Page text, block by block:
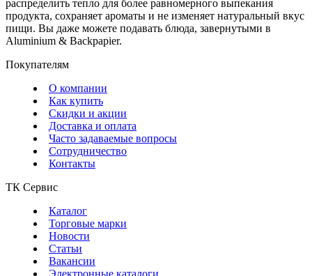
распределить тепло для более равномерного выпекания
продукта, сохраняет ароматы и не изменяет натуральный вкус
пищи. Вы даже можете подавать блюда, завернутыми в
Aluminium & Backpapier.
Покупателям
О компании
Как купить
Скидки и акции
Доставка и оплата
Часто задаваемые вопросы
Сотрудничество
Контакты
ТК Сервис
Каталог
Торговые марки
Новости
Статьи
Вакансии
Электронные каталоги